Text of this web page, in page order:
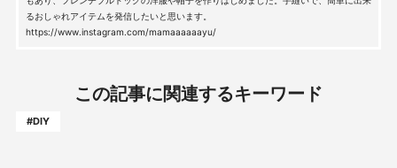
るおしゃれアイテムを発信したいと思います。
https://www.instagram.com/mamaaaaaayu/
この記事に関連するキーワード
#DIY